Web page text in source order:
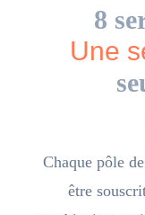
8
Une
Chaque pôle
être